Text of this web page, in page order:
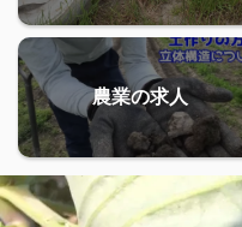
農業の求人